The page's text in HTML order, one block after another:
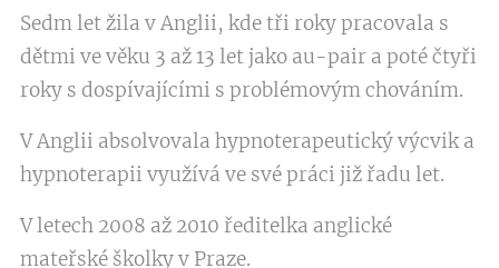
Sedm let žila v Anglii, kde tři roky pracovala s
dětmi ve věku 3 až 13 let jako au-pair a poté čtyři
roky s dospívajícími s problémovým chováním.
V Anglii absolvovala hypnoterapeutický výcvik a
hypnoterapii využívá ve své práci již řadu let.
V letech 2008 až 2010 ředitelka anglické
mateřské školky v Praze.